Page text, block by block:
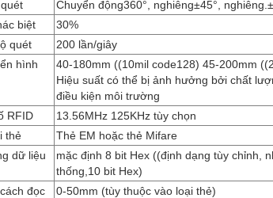
Chuyển động360° , nghiêng±45° , nghiêng. ±
biệt
30%
quét
200 lần/giây
hình
40-180mm ((10mil code128) 45-200mm
Hiệu suất có thể bị ảnh hưởng bởi chất
điều kiện môi trường
RFID
13.56MHz 125KHz tùy chọn
thẻ
Thẻ EM hoặc thẻ Mifare
dữ liệu
mặc định 8 bit Hex ((định dạng tùy chỉnh,
thống,10 bit Hex)
đọc
0-50mm (tùy thuộc vào loại thẻ)